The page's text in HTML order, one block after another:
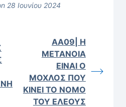
28 Ιουνίου 2024
ΑΑ09| Η
ΜΕΤΑΝΟΙΑ
ΕΙΝΑΙ Ο
ΜΟΧΛΟΣ ΠΟΥ
ΚΙΝΕΙ ΤΟ ΝΟΜΟ
ΤΟΥ ΕΛΕΟΥΣ